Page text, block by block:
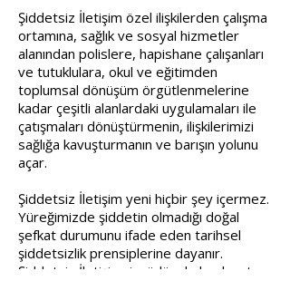
Şiddetsiz İletişim özel ilişkilerden çalışma
ortamına, sağlık ve sosyal hizmetler
alanından polislere, hapishane çalışanları
ve tutuklulara, okul ve eğitimden
toplumsal dönüşüm örgütlenmelerine
kadar çeşitli alanlardaki uygulamaları ile
çatışmaları dönüştürmenin, ilişkilerimizi
sağlığa kavuşturmanın ve barışın yolunu
açar.
Şiddetsiz İletişim yeni hiçbir şey içermez.
Yüreğimizde şiddetin olmadığı doğal
şefkat durumunu ifade eden tarihsel
şiddetsizlik prensiplerine dayanır.
Şiddetsiz İletişim, içgüdüsel olarak zaten